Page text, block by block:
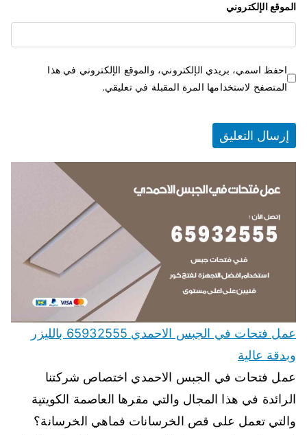
الموقع الإلكتروني
احفظ اسمي، بريدي الإلكتروني، والموقع الإلكتروني في هذا
المتصفح لاستخدامها المرة المقبلة في تعليقي.
عمل فتحات في الجبس الاحمدي 65932555 بالليزر
وبدقة عالية
عمل فتحات في الجبس الاحمدي اختصاص شركتنا
الرائدة في هذا المجال والتي مقرها العاصمة الكويتية
والتي تعمل على قص الخرسانات فماهي الخرسانة؟